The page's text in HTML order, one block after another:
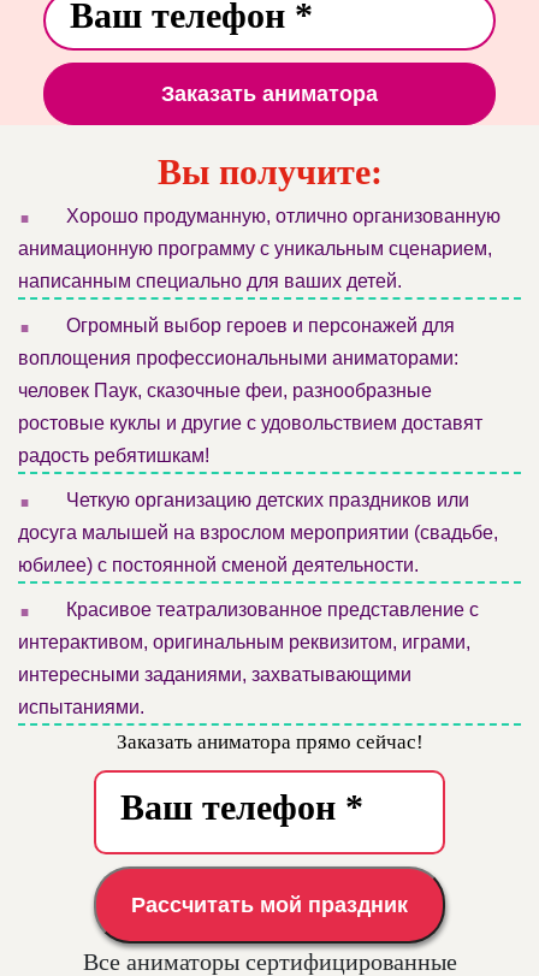
Заказать аниматора
Вы получите:
.
Хорошо продуманную, отлично организованную
анимационную программу с уникальным сценарием,
написанным специально для ваших детей.
.
Огромный выбор героев и персонажей для
воплощения профессиональными аниматорами:
человек Паук, сказочные феи, разнообразные
ростовые куклы и другие с удовольствием доставят
радость ребятишкам!
.
Четкую организацию детских праздников или
досуга малышей на взрослом мероприятии (свадьбе,
юбилее) с постоянной сменой деятельности.
.
Красивое театрализованное представление с
интерактивом, оригинальным реквизитом, играми,
интересными заданиями, захватывающими
испытаниями.
Заказать аниматора прямо сейчас!
Рассчитать мой праздник
Все аниматоры сертифицированные